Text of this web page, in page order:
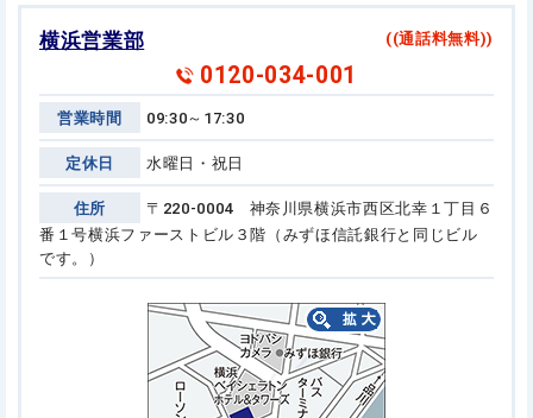
横浜営業部 ((通話料無料))
0120-034-001
営業時間 09:30～17:30
定休日 水曜日・祝日
住所
〒220-0004 神奈川県横浜市西区北幸１丁目６
番１号横浜ファーストビル３階（みずほ信託銀行と同じビル
です。）